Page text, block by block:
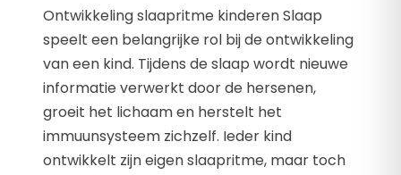
Ontwikkeling slaapritme kinderen Slaap
speelt een belangrijke rol bij de ontwikkeling
van een kind. Tijdens de slaap wordt nieuwe
informatie verwerkt door de hersenen,
groeit het lichaam en herstelt het
immuunsysteem zichzelf. Ieder kind
ontwikkelt zijn eigen slaapritme, maar toch